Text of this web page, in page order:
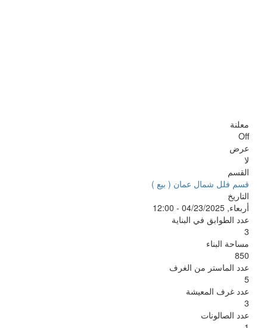
معلنة
Off
عرض
لا
القسم
قسم فلل شمال عمان ( بيع )
التاريخ
أربعاء, 04/23/2025 - 12:00
عدد الطوابق في البناية
3
مساحة البناء
850
عدد الماستر من الغرف
5
عدد غرف المعيشة
3
عدد الصالونات